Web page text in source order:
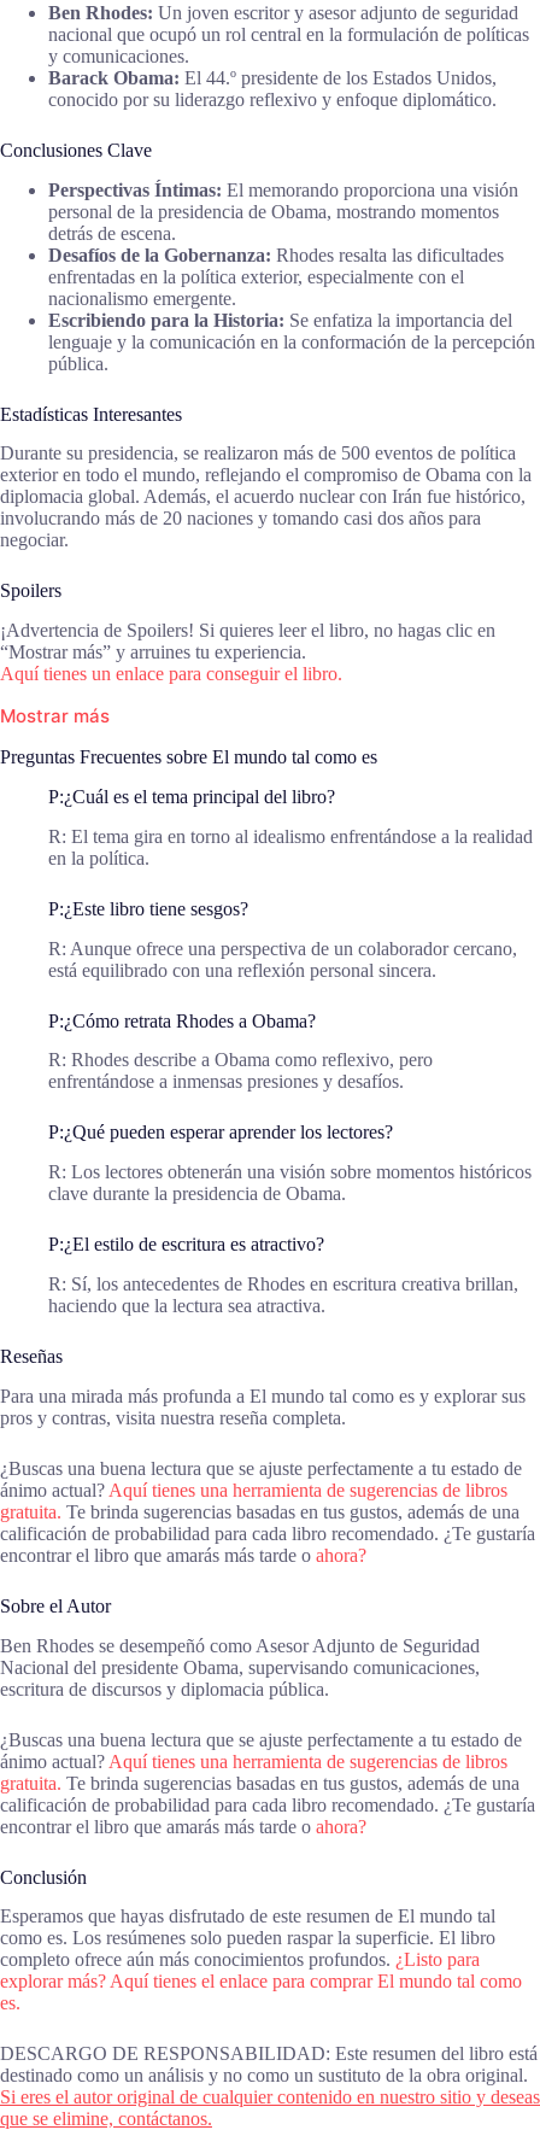
Ben Rhodes: Un joven escritor y asesor adjunto de seguridad
nacional que ocupó un rol central en la formulación de políticas
y comunicaciones.
Barack Obama: El 44.º presidente de los Estados Unidos,
conocido por su liderazgo reflexivo y enfoque diplomático.
Conclusiones Clave
Perspectivas Íntimas: El memorando proporciona una visión
personal de la presidencia de Obama, mostrando momentos
detrás de escena.
Desafíos de la Gobernanza: Rhodes resalta las dificultades
enfrentadas en la política exterior, especialmente con el
nacionalismo emergente.
Escribiendo para la Historia: Se enfatiza la importancia del
lenguaje y la comunicación en la conformación de la percepción
pública.
Estadísticas Interesantes
Durante su presidencia, se realizaron más de 500 eventos de política
exterior en todo el mundo, reflejando el compromiso de Obama con la
diplomacia global. Además, el acuerdo nuclear con Irán fue histórico,
involucrando más de 20 naciones y tomando casi dos años para
negociar.
Spoilers
¡Advertencia de Spoilers! Si quieres leer el libro, no hagas clic en
“Mostrar más” y arruines tu experiencia.
Aquí tienes un enlace para conseguir el libro.
Mostrar más
Preguntas Frecuentes sobre El mundo tal como es
P:¿Cuál es el tema principal del libro?
R: El tema gira en torno al idealismo enfrentándose a la realidad
en la política.
P:¿Este libro tiene sesgos?
R: Aunque ofrece una perspectiva de un colaborador cercano,
está equilibrado con una reflexión personal sincera.
P:¿Cómo retrata Rhodes a Obama?
R: Rhodes describe a Obama como reflexivo, pero
enfrentándose a inmensas presiones y desafíos.
P:¿Qué pueden esperar aprender los lectores?
R: Los lectores obtenerán una visión sobre momentos históricos
clave durante la presidencia de Obama.
P:¿El estilo de escritura es atractivo?
R: Sí, los antecedentes de Rhodes en escritura creativa brillan,
haciendo que la lectura sea atractiva.
Reseñas
Para una mirada más profunda a El mundo tal como es y explorar sus
pros y contras, visita nuestra reseña completa.
¿Buscas una buena lectura que se ajuste perfectamente a tu estado de
ánimo actual? Aquí tienes una herramienta de sugerencias de libros
gratuita. Te brinda sugerencias basadas en tus gustos, además de una
calificación de probabilidad para cada libro recomendado. ¿Te gustaría
encontrar el libro que amarás más tarde o ahora?
Sobre el Autor
Ben Rhodes se desempeñó como Asesor Adjunto de Seguridad
Nacional del presidente Obama, supervisando comunicaciones,
escritura de discursos y diplomacia pública.
¿Buscas una buena lectura que se ajuste perfectamente a tu estado de
ánimo actual? Aquí tienes una herramienta de sugerencias de libros
gratuita. Te brinda sugerencias basadas en tus gustos, además de una
calificación de probabilidad para cada libro recomendado. ¿Te gustaría
encontrar el libro que amarás más tarde o ahora?
Conclusión
Esperamos que hayas disfrutado de este resumen de El mundo tal
como es. Los resúmenes solo pueden raspar la superficie. El libro
completo ofrece aún más conocimientos profundos. ¿Listo para
explorar más? Aquí tienes el enlace para comprar El mundo tal como
es.
DESCARGO DE RESPONSABILIDAD: Este resumen del libro está
destinado como un análisis y no como un sustituto de la obra original.
Si eres el autor original de cualquier contenido en nuestro sitio y deseas
que se elimine, contáctanos.